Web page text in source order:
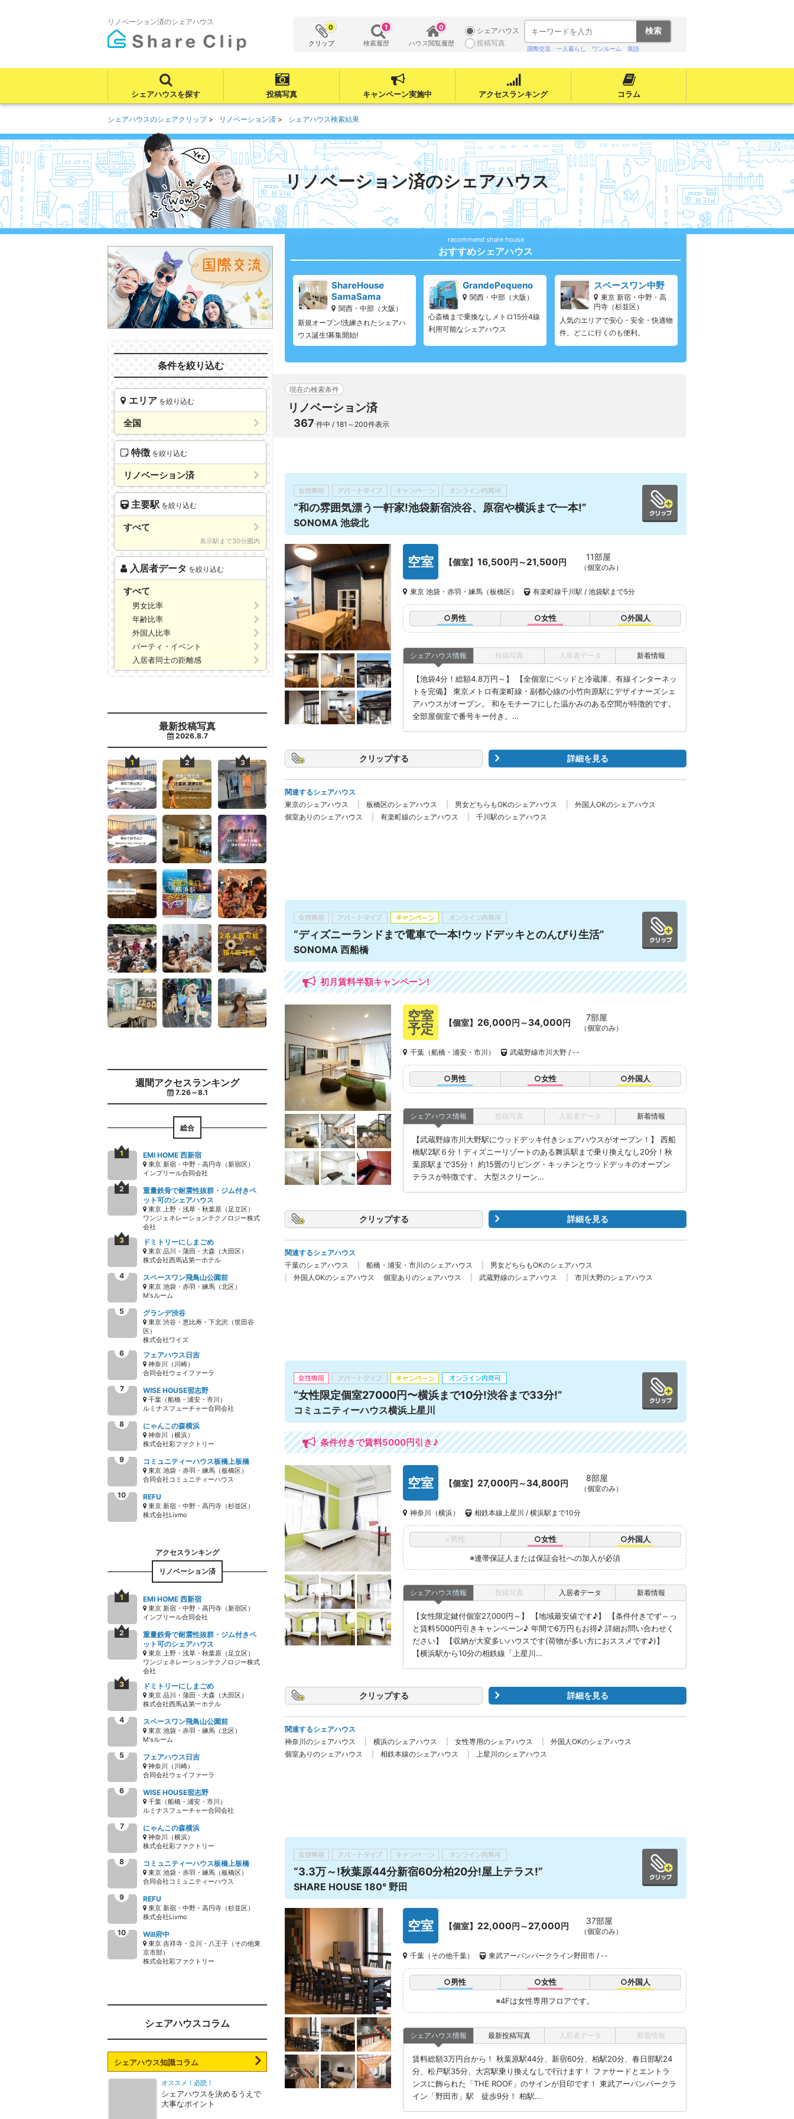
リノベーション済のシェアハウス
クリップ
0
検索履歴
1
ハウス閲覧履歴
0
シェアハウス
投稿写真
国際交流 一人暮らし ワンルーム 英語
シェアハウスを探す 投稿写真 キャンペーン実施中 アクセスランキング コラム
シェアハウスのシェアクリップ リノベーション済 シェアハウス検索結果
リノベーション済のシェアハウス
条件を絞り込む
エリア を絞り込む
全国
特徴 を絞り込む
リノベーション済
主要駅 を絞り込む
すべて
表示駅まで30分圏内
入居者データ を絞り込む
すべて
男女比率
年齢比率
外国人比率
パーティ・イベント
入居者同士の距離感
最新投稿写真
2026.8.7
週間アクセスランキング
7.26～8.1
総合
EMI HOME 西新宿
東京 新宿・中野・高円寺（新宿区）
インプリール合同会社
重量鉄骨で耐震性抜群・ジム付きペ
ット可のシェアハウス
東京 上野・浅草・秋葉原（足立区）
ワンジェネレーションテクノロジー株式
会社
ドミトリーにしまごめ
東京 品川・蒲田・大森（大田区）
株式会社西馬込第一ホテル
スペースワン飛鳥山公園前
東京 池袋・赤羽・練馬（北区）
M'sルーム
グランデ渋谷
東京 渋谷・恵比寿・下北沢（世田谷
区）
株式会社ワイズ
フェアハウス日吉
神奈川（川崎）
合同会社ウェイファーラ
WISE HOUSE習志野
千葉（船橋・浦安・市川）
ルミナスフューチャー合同会社
にゃんこの森横浜
神奈川（横浜）
株式会社彩ファクトリー
コミュニティーハウス板橋上板橋
東京 池袋・赤羽・練馬（板橋区）
合同会社コミュニティーハウス
REFU
東京 新宿・中野・高円寺（杉並区）
株式会社Livmo
リノベーション済
EMI HOME 西新宿
東京 新宿・中野・高円寺（新宿区）
インプリール合同会社
重量鉄骨で耐震性抜群・ジム付きペ
ット可のシェアハウス
東京 上野・浅草・秋葉原（足立区）
ワンジェネレーションテクノロジー株式
会社
ドミトリーにしまごめ
東京 品川・蒲田・大森（大田区）
株式会社西馬込第一ホテル
スペースワン飛鳥山公園前
東京 池袋・赤羽・練馬（北区）
M'sルーム
フェアハウス日吉
神奈川（川崎）
合同会社ウェイファーラ
WISE HOUSE習志野
千葉（船橋・浦安・市川）
ルミナスフューチャー合同会社
にゃんこの森横浜
神奈川（横浜）
株式会社彩ファクトリー
コミュニティーハウス板橋上板橋
東京 池袋・赤羽・練馬（板橋区）
合同会社コミュニティーハウス
REFU
東京 新宿・中野・高円寺（杉並区）
株式会社Livmo
Will府中
東京 吉祥寺・立川・八王子（その他東
京市部）
株式会社彩ファクトリー
シェアハウスコラム
シェアハウス知識コラム
オススメ！必読！
シェアハウスを決めるうえで
大事なポイント
おすすめシェアハウス
ShareHouse
SamaSama
関西・中部（大阪）
新規オープン!洗練されたシェアハ
ウス誕生!募集開始!
GrandePequeno
関西・中部（大阪）
心斎橋まで乗換なしメトロ15分4線
利用可能なシェアハウス
スペースワン中野
東京 新宿・中野・高
円寺（杉並区）
人気のエリアで安心・安全・快適物
件。どこに行くのも便利。
現在の検索条件
リノベーション済
367 件中 / 181～200件表示
“和の雰囲気漂う一軒家!池袋新宿渋谷、原宿や横浜まで一本!”
SONOMA 池袋北
空室 【個室】 16,500円～21,500円 11部屋
（個室のみ）
東京 池袋・赤羽・練馬（板橋区） 有楽町線千川駅 / 池袋駅まで5分
○男性 ○女性 ○外国人
シェアハウス情報
【池袋4分！総額4.8万円～】 【全個室にベッドと冷蔵庫、有線インターネッ
トを完備】 東京メトロ有楽町線・副都心線の小竹向原駅にデザイナーズシェ
アハウスがオープン。 和をモチーフにした温かみのある空間が特徴的です。
全部屋個室で番号キー付き。…
投稿写真 入居者データ 新着情報
クリップ 詳細を見る
関連するシェアハウス
東京のシェアハウス
板橋区のシェアハウス 男女どちらもOKのシェアハウス
外国人OKのシェアハウス
個室ありのシェアハウス
有楽町線のシェアハウス 千川駅のシェアハウス
“ディズニーランドまで電車で一本!ウッドデッキとのんびり生活”
SONOMA 西船橋
初月賃料半額キャンペーン!
空室
予定
【個室】 26,000円～34,000円 7部屋
（個室のみ）
千葉（船橋・浦安・市川） 武蔵野線市川大野 / --
○男性 ○女性 ○外国人
シェアハウス情報
【武蔵野線市川大野駅にウッドデッキ付きシェアハウスがオープン！】 西船
橋駅2駅６分！ディズニーリゾートのある舞浜駅まで乗り換えなし20分！秋
葉原駅まで35分！ 約15畳のリビング・キッチンとウッドデッキのオープン
テラスが特徴です。 大型スクリーン…
投稿写真 入居者データ 新着情報
クリップ 詳細を見る
関連するシェアハウス
千葉のシェアハウス
船橋・浦安・市川のシェアハウス
男女どちらもOKのシェアハウス
外国人OKのシェアハウス
個室ありのシェアハウス 武蔵野線のシェアハウス 市川大野のシェアハウス
“女性限定個室27000円〜横浜まで10分!渋谷まで33分!”
コミュニティーハウス横浜上星川
条件付きで賃料5000円引き♪
空室 【個室】 27,000円～34,800円 8部屋
（個室のみ）
神奈川（横浜） 相鉄本線上星川 / 横浜駅まで10分
×男性 ○女性
○外国人
※連帯保証人または保証会社への加入が必須
シェアハウス情報
【女性限定鍵付個室27,000円～】 【地域最安値です♪】 【条件付きでず～っ
と賃料5000円引きキャンペーン♪ 年間で6万円もお得♪ 詳細お問い合わせく
ださい】 【収納が大変多いハウスです(荷物が多い方におススメです♪)】
【横浜駅から10分の相鉄線「上星川…
投稿写真 入居者データ 新着情報
クリップ 詳細を見る
関連するシェアハウス
神奈川のシェアハウス
横浜のシェアハウス 女性専用のシェアハウス
外国人OKのシェアハウス
個室ありのシェアハウス
相鉄本線のシェアハウス 上星川のシェアハウス
“3.3万～!秋葉原44分新宿60分柏20分!屋上テラス!”
SHARE HOUSE 180° 野田
空室 【個室】 22,000円～27,000円 37部屋
（個室のみ）
千葉（その他千葉） 東武アーバンパークライン野田市 / --
○男性 ○女性
○外国人
※4Fは女性専用フロアです。
シェアハウス情報
賃料総額3万円台から！ 秋葉原駅44分、新宿60分、柏駅20分、春日部駅24
分、松戸駅35分、大宮駅乗り換えなしで行けます！ ファサードとエントラ
ンスに飾られた「THE ROOF」のサインが目印です！ 東武アーバンパークラ
イン「野田市」駅 徒歩9分！ 柏駅…
最新投稿写真 入居者データ 新着情報